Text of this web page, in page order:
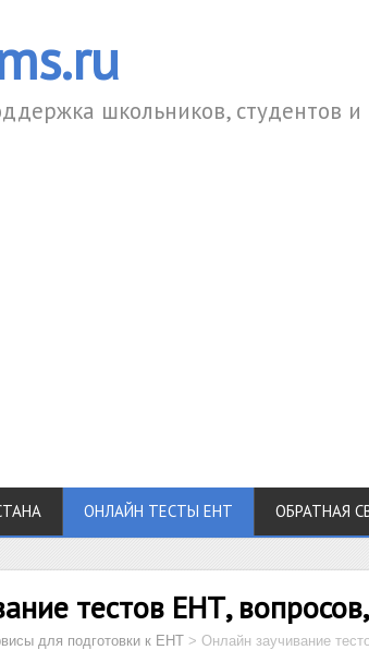
школьников, студентов и
ОНЛАЙН ТЕСТЫ ЕНТ ОБРАТНАЯ
тестов ЕНТ,
для подготовки к ЕНТ > Онлайн заучивание